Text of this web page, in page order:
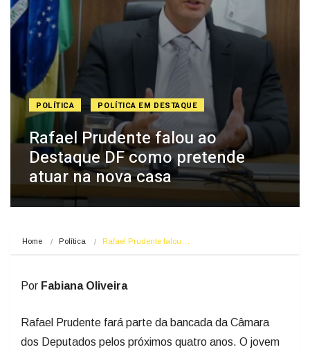
POLÍTICA POLÍTICA EM DESTAQUE
Rafael Prudente falou ao
Destaque DF como pretende
atuar na nova casa
Home Política Rafael Prudente falou…
Por Fabiana Oliveira
Rafael Prudente fará parte da bancada da Câmara
dos Deputados pelos próximos quatro anos. O jovem